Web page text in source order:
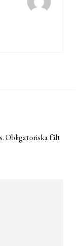
Obligatoriska fält